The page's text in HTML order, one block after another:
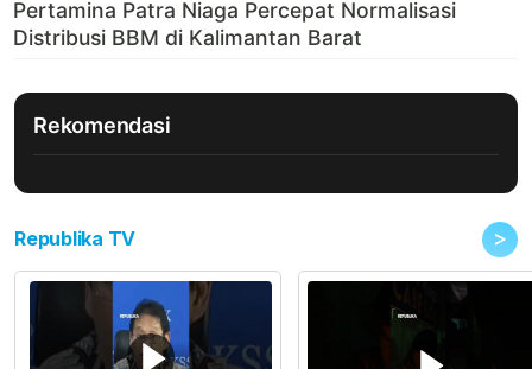
Rekomendasi
Republika TV >